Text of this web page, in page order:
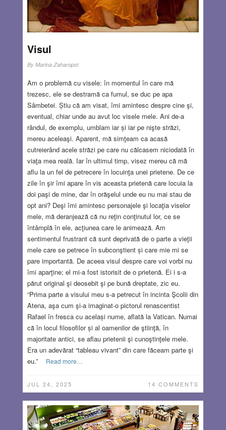
Visul
By Marina Zaharopol
Am o problemă cu visele: în momentul în care mă
trezesc, ele se destramă ca fumul, se duc pe apa
Sâmbetei. Știu că am visat, îmi amintesc despre cine şi,
eventual, chiar unde au avut loc visele mele. Ani de-a
rândul, de exemplu, umblam iar și iar pe nişte străzi,
mereu aceleaşi. Aparent, mă simţeam ca acasă
cutreierând acele străzi pe care nu călcasem niciodată în
viaţa mea reală. Iar în ultimul timp, visez mereu că mă
aflu la un fel de petrecere în locuinţa unei prietene. De ce
zile în şir îmi apare în vis aceasta prietenă care locuia la
doi paşi de mine, dar în orăşelul unde eu nu mai stau de
opt ani? Deşi îmi amintesc personajele şi locaţia viselor
mele, mă deranjează că nu reţin conţinutul lor, ce se
întâmplă în ele, acţiunea care le animează. Am
sentimentul frustrant că sunt deprivată de o parte a vieţii
mele care se petrece în subconştient și care mie mi se
pare importantă. De aceea visul despre care voi vorbi nu
îmi aparţine; el mi-a fost istorisit de o prietenă. Ei i s-a
părut original şi deosebit şi pe bună dreptate, zic eu.
“Prima parte a visului meu s-a petrecut în incinta Şcolii din
Atena, aşa cum şi-a imaginat-o pictorul renascentist
Rafael în fresca cu același nume, aflată la Vatican. Numai
că în locul filosofilor și al oamenilor de ştiinţă, în
majoritate antici, se aflau prietenii şi cunoştinţele mele.
Era un adevărat “tableau vivant” din care făceam parte şi
eu.”
Read more…
JUL 24, 2025 14 COMMENTS